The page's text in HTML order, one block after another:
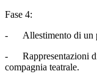
Fase 4:
- Allestimento di un
- Rappresentazioni di
compagnia teatrale.